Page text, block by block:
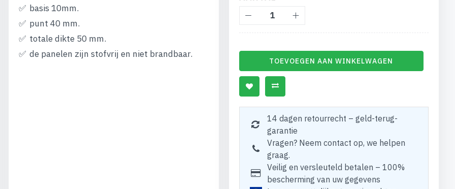
basis 10mm.
punt 40 mm.
totale dikte 50 mm.
de panelen zijn stofvrij en niet brandbaar.
TOEVOEGEN AAN WINKELWAGEN
14 dagen retourrecht – geld-terug-
garantie
Vragen? Neem contact op, we helpen
graag.
Veilig en versleuteld betalen – 100%
bescherming van uw gegevens